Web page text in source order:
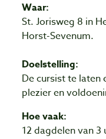
Waar:
St. Jorisweg 8 in
Horst-Sevenum.
Doelstelling:
De cursist te laten
plezier en
Hoe vaak:
12 dagdelen van